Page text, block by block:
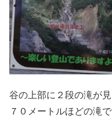
谷の上部に２段の滝が
７０メートルほどの滝